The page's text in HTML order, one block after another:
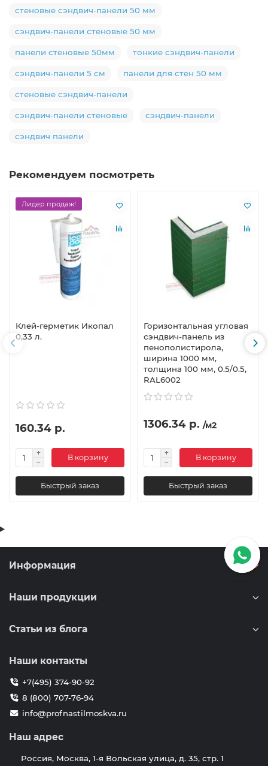
стеновые сэндвич-панели 50 мм
сэндвич-панели стеновые 50 мм
панели стеновые 50мм тонкие сэндвич-панели
сэндвич-панели 5 см панели для стен 50 мм
стеновые сэндвич-панели
сэндвич-панели стеновые сэндвич-панели
сэндвич панели
Рекомендуем посмотреть
Лидер продаж!
Клей-герметик Икопал
0,33 л.
160.34 р.
В корзину
Быстрый заказ
Горизонтальная угловая
сэндвич-панель из
пенополистирола,
ширина 1000 мм,
толщина 100 мм, 0.5/0.5,
RAL6002
1306.34 р. /м2
В корзину
Быстрый заказ
Информация
Наши продукции
Статьи из блога
Наши контакты
+7(495) 374-90-92
8 (800) 707-76-94
info@profnastilmoskva.ru
Наш адрес
Россия, Москва, 1-я Вольская улица, д. 35, стр. 1